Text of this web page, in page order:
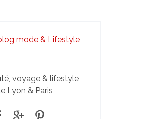
voyage & lifestyle
Lyon & Paris